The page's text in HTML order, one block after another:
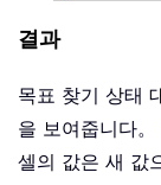
결과
목표 찾기 상태
을 보여줍니다
셀의 값은 새 값